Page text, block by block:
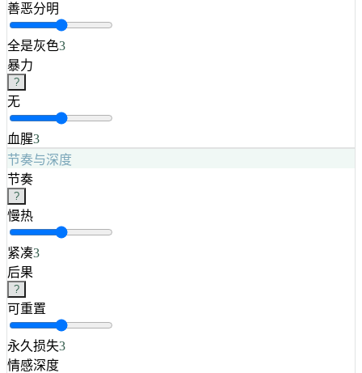
善恶分明
全是灰色3
暴力
?
无
血腥3
节奏与深度
节奏
?
慢热
紧凑3
后果
?
可重置
永久损失3
情感深度